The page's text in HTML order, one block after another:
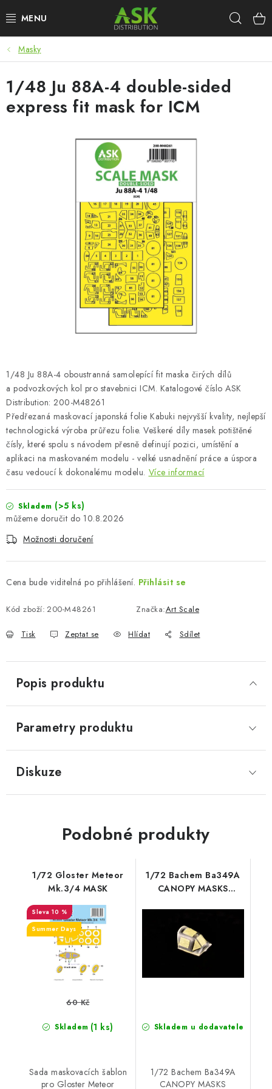
na
WARHAMMER
ASK PRODUKTY
NOVINKY
PLASTIKOVÉ MODELY
DOPLŇKY K MODELŮM
BARVY A POMŮCKY
SKY RIDERS COFFEE
PRODÁVANÉ ZNAČKY
Velkoobchod (B2B)
FAQ Hromadná objednávka
Masky
1/48 Ju 88A-4 oboustranná samolepící fit maska čirých dílů
a podvozkových kol pro stavebnici ICM. Katalogové číslo ASK
Distribution: 200-M48261
Předřezaná maskovací japonská folie Kabuki nejvyšší kvality, nejlepší
technologická výroba průřezu folie. Veškeré díly masek potištěné
čísly, které spolu s návodem přesně definují pozici, umístění a
aplikaci na maskovaném modelu - velké usnadnění práce a úspora
času vedoucí k dokonalému modelu. Více informací
Skladem (>5 ks)
10.8.2026
Možnosti doručení
Cena bude viditelná po přihlášení. Přihlásit se
Kód zboží: 200-M48261 Značka:Art Scale
Tisk Zeptat se Hlídat Sdílet
1/48 Ju 88A-4 double-sided
express fit mask for ICM
Popis produktu
Parametry produktu
Diskuze
Podobné produkty
1/72 Gloster Meteor
Mk.3/4 MASK
10 %
Summer Days
Skladem (1 ks)
60 Kč
Sada maskovacích šablon
pro Gloster Meteor
1/72 Bachem Ba349A
CANOPY MASKS
Skladem u dodavatele
1/72 Bachem Ba349A
CANOPY MASKS